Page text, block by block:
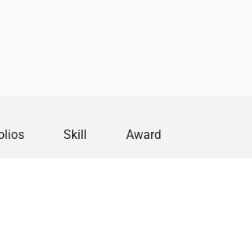
Skill Award